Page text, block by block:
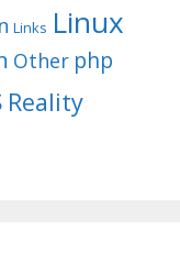
Links Linux
Other php
Reality